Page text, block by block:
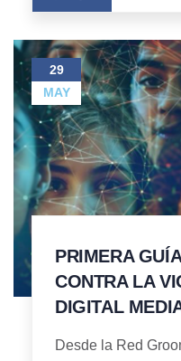
29
MAY
PRIMERA
CONTRA LA
DIGITAL
Desde la Red